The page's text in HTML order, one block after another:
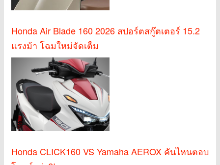
Honda Air Blade 160 2026 สปอร์ตสกู๊ตเตอร์ 15.2
แรงม้า โฉมใหม่จัดเต็ม
Honda CLICK160 VS Yamaha AEROX คันไหนตอบ